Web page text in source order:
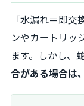
「水漏れ＝即
ンやカートリッ
ます。しかし、
合がある場合は